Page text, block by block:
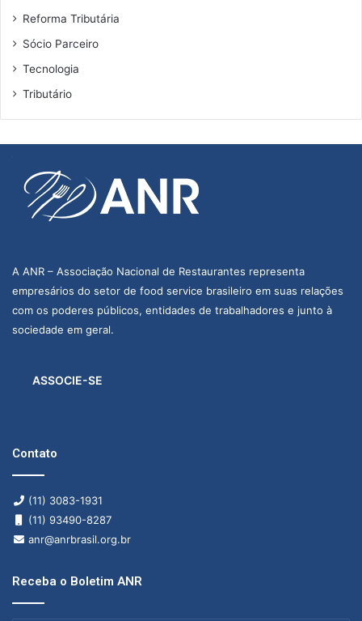
Reforma Tributária
Sócio Parceiro
Tecnologia
Tributário
A ANR – Associação Nacional de Restaurantes representa
empresários do setor de food service brasileiro em suas relações
com os poderes públicos, entidades de trabalhadores e junto à
sociedade em geral.
ASSOCIE-SE
Contato
(11) 3083-1931
(11) 93490-8287
anr@anrbrasil.org.br
Receba o Boletim ANR